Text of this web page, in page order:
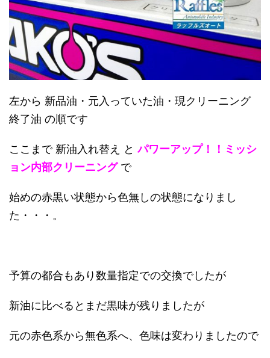
左から 新品油・元入っていた油・現クリーニング
終了油 の順です
ここまで 新油入れ替え とパワーアップ！！ミッシ
ョン内部クリーニング で
始めの赤黒い状態から色無しの状態になりまし
た・・・。
予算の都合もあり数量指定での交換でしたが
新油に比べるとまだ黒味が残りましたが
元の赤色系から無色系へ、色味は変わりましたので